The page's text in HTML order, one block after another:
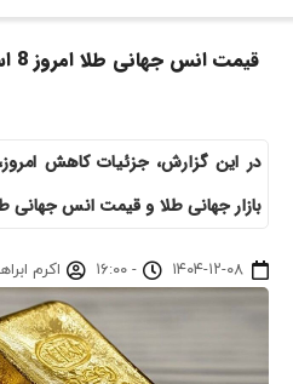
قیمت انس جهانی طلا امروز 8 اسفند 1404/ طلا ریزشی شد
در این گزارش، جزئیات کاهش
بازار جهانی طلا و قیمت انس جهانی
۱۴۰۴-۱۲-۰۸ - ۱۶:۰۰ اکرم